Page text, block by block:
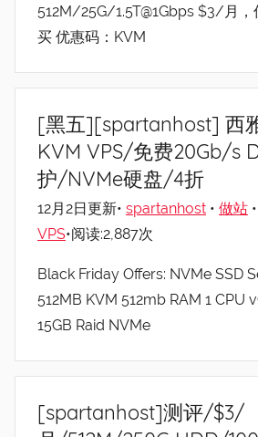
512M/25G/1.5T@1Gbps $3/月
买 优惠码：KVM
[黑五][spartanhost] 西
KVM VPS/免费20Gb/s
护/NVMe硬盘/4折
12月2日更新• spartanhost • 做站 •
VPS•阅读:2,887次
Black Friday Offers: NVMe SSD
512MB KVM 512mb RAM 1 CPU
15GB Raid NVMe
[spartanhost]测评/$3/